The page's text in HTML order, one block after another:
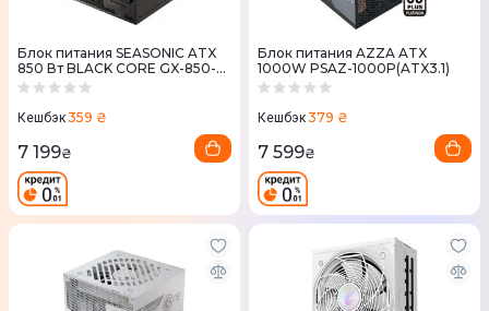
Блок питания SEASONIC ATX
850 Вт BLACK CORE GX-850-
ATX31
Кешбэк359 ₴
7 199₴
Блок питания AZZA ATX
1000W PSAZ-1000P(ATX3.1)
Кешбэк379 ₴
7 599₴